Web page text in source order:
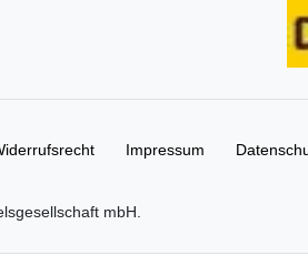
Impressum
mbH.